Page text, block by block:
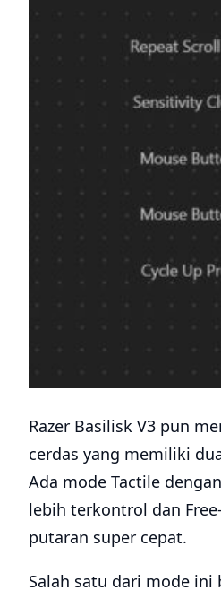
Razer Basilisk V3 pun
cerdas yang memiliki
Ada mode Tactile
lebih terkontrol dan
putaran super cepat.
Salah satu dari mode ini